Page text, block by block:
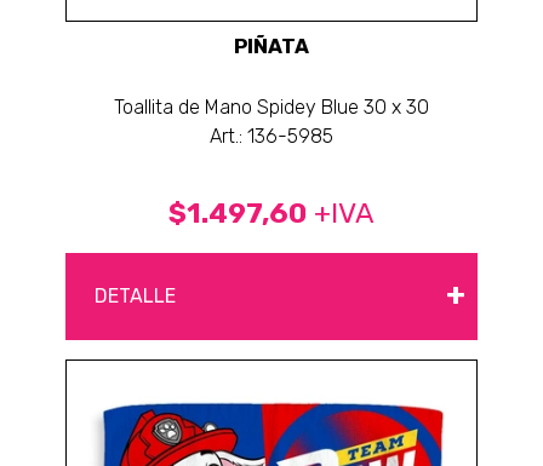
PIÑATA
Toallita de Mano Spidey Blue 30 x 30
Art.: 136-5985
$1.497,60 +IVA
DETALLE +